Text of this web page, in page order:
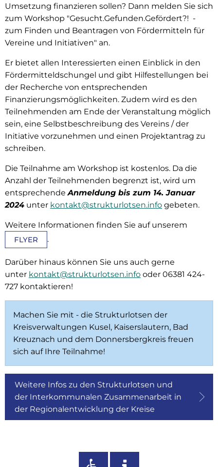
Umsetzung finanzieren sollen? Dann melden Sie sich
zum Workshop "Gesucht.Gefunden.Gefördert?! -
zum Finden und Beantragen von Fördermitteln für
Vereine und Initiativen" an.
Er bietet allen Interessierten einen Einblick in den
Fördermitteldschungel und gibt Hilfestellungen bei
der Recherche von entsprechenden
Finanzierungsmöglichkeiten. Zudem wird es den
Teilnehmenden am Ende der Veranstaltung möglich
sein, eine Selbstbeschreibung des Vereins / der
Initiative vorzunehmen und einen Projektantrag zu
schreiben.
Die Teilnahme am Workshop ist kostenlos. Da die
Anzahl der Teilnehmenden begrenzt ist, wird um
entsprechendeAnmeldung bis zum 14. Januar
2024 unter kontakt@strukturlotsen.info gebeten.
Weitere Informationen finden Sie auf unserem
FLYER
.
Darüber hinaus können Sie uns auch gerne
unter kontakt@strukturlotsen.info oder 06381 424-
727 kontaktieren!
Machen Sie mit - die Strukturlotsen der
Kreisverwaltungen Kusel, Kaiserslautern, Bad
Kreuznach und dem Donnersbergkreis freuen
sich auf Ihre Teilnahme!
Weitere Infos zu den Strukturlotsen und
der Interkommunalen Zusammenarbeit in
der Regionalentwicklung der Kreise